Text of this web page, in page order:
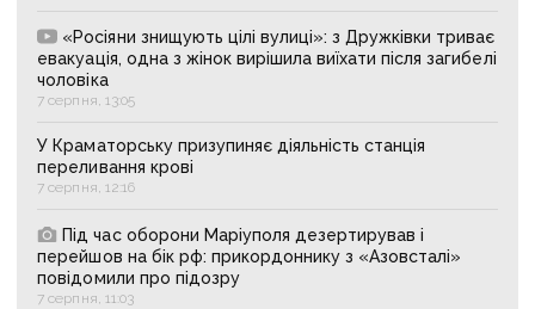
«Росіяни знищують цілі вулиці»: з Дружківки триває
евакуація, одна з жінок вирішила виїхати після загибелі
чоловіка
7 серпня, 13:05
У Краматорську призупиняє діяльність станція
переливання крові
7 серпня, 12:16
Під час оборони Маріуполя дезертирував і
перейшов на бік рф: прикордоннику з «Азовсталі»
повідомили про підозру
7 серпня, 11:03